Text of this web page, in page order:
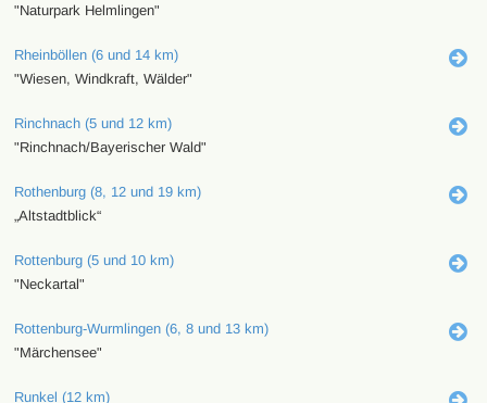
"Naturpark Helmlingen"
Rheinböllen (6 und 14 km)
"Wiesen, Windkraft, Wälder"
Rinchnach (5 und 12 km)
"Rinchnach/Bayerischer Wald"
Rothenburg (8, 12 und 19 km)
„Altstadtblick“
Rottenburg (5 und 10 km)
"Neckartal"
Rottenburg-Wurmlingen (6, 8 und 13 km)
"Märchensee"
Runkel (12 km)